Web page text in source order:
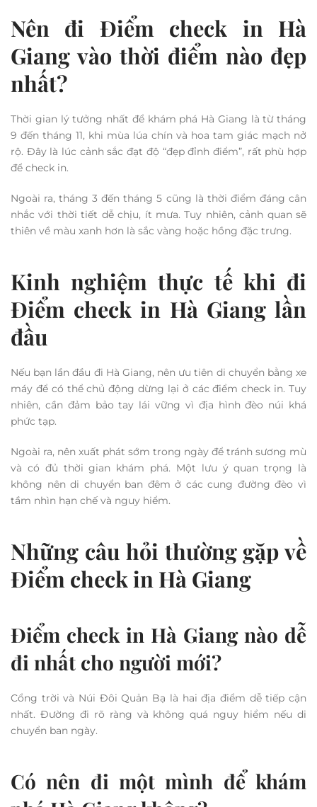
thể sẽ không cảm nhận hết giá trị của địa điểm này.
Điểm check in Hà Giang tại
Động Lùng Khúy có phù hợp với
mọi du khách?
Động Lùng Khúy là một trong những hang động đẹp nhất
khu vực Quản Bạ. Với hệ thống thạch nhũ đa dạng, ánh
không gian huyền ảo.
Tuy nhiên, để vào được động, bạn cần leo một đoạn đường
dốc. Điều này có thể hơi khó với người lớn tuổi hoặc trẻ
nhỏ. Ngược lại, với những ai thích khám phá thiên nhiên và
địa chất thì đây là một điểm rất đáng trải nghiệm.
Nên đi Điểm check in Hà
Giang vào thời điểm nào đẹp
Thời gian lý tưởng nhất để khám phá Hà Giang là từ tháng
9 đến tháng 11, khi mùa lúa chín và hoa tam giác mạch nở
rộ. Đây là lúc cảnh sắc đạt độ “đẹp đỉnh điểm”, rất phù hợp
Ngoài ra, tháng 3 đến tháng 5 cũng là thời điểm đáng cân
nhắc với thời tiết dễ chịu, ít mưa. Tuy nhiên, cảnh quan sẽ
Kinh nghiệm thực tế khi đi